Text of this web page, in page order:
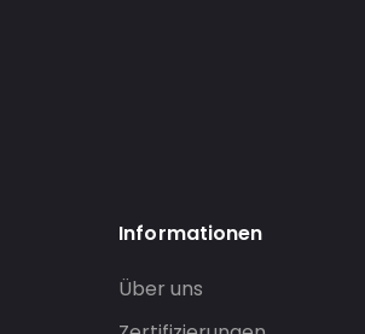
Informationen
Über uns